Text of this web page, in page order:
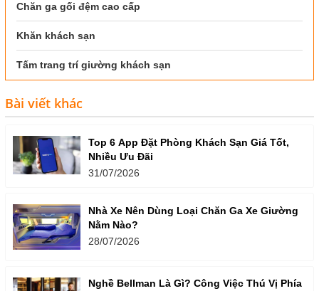
Chăn ga gối đệm cao cấp
Khăn khách sạn
Tấm trang trí giường khách sạn
Bài viết khác
Top 6 App Đặt Phòng Khách Sạn Giá Tốt,
Nhiều Ưu Đãi
31/07/2026
Nhà Xe Nên Dùng Loại Chăn Ga Xe Giường
Nằm Nào?
28/07/2026
Nghề Bellman Là Gì? Công Việc Thú Vị Phía